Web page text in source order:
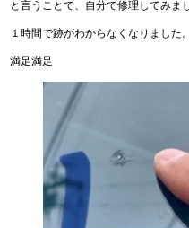
と言うことで、自分で修理してみま
１時間で跡がわからなくなりました
満足満足